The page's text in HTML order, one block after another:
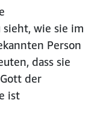
sieht, wie sie im
Person
dass sie
der
ist